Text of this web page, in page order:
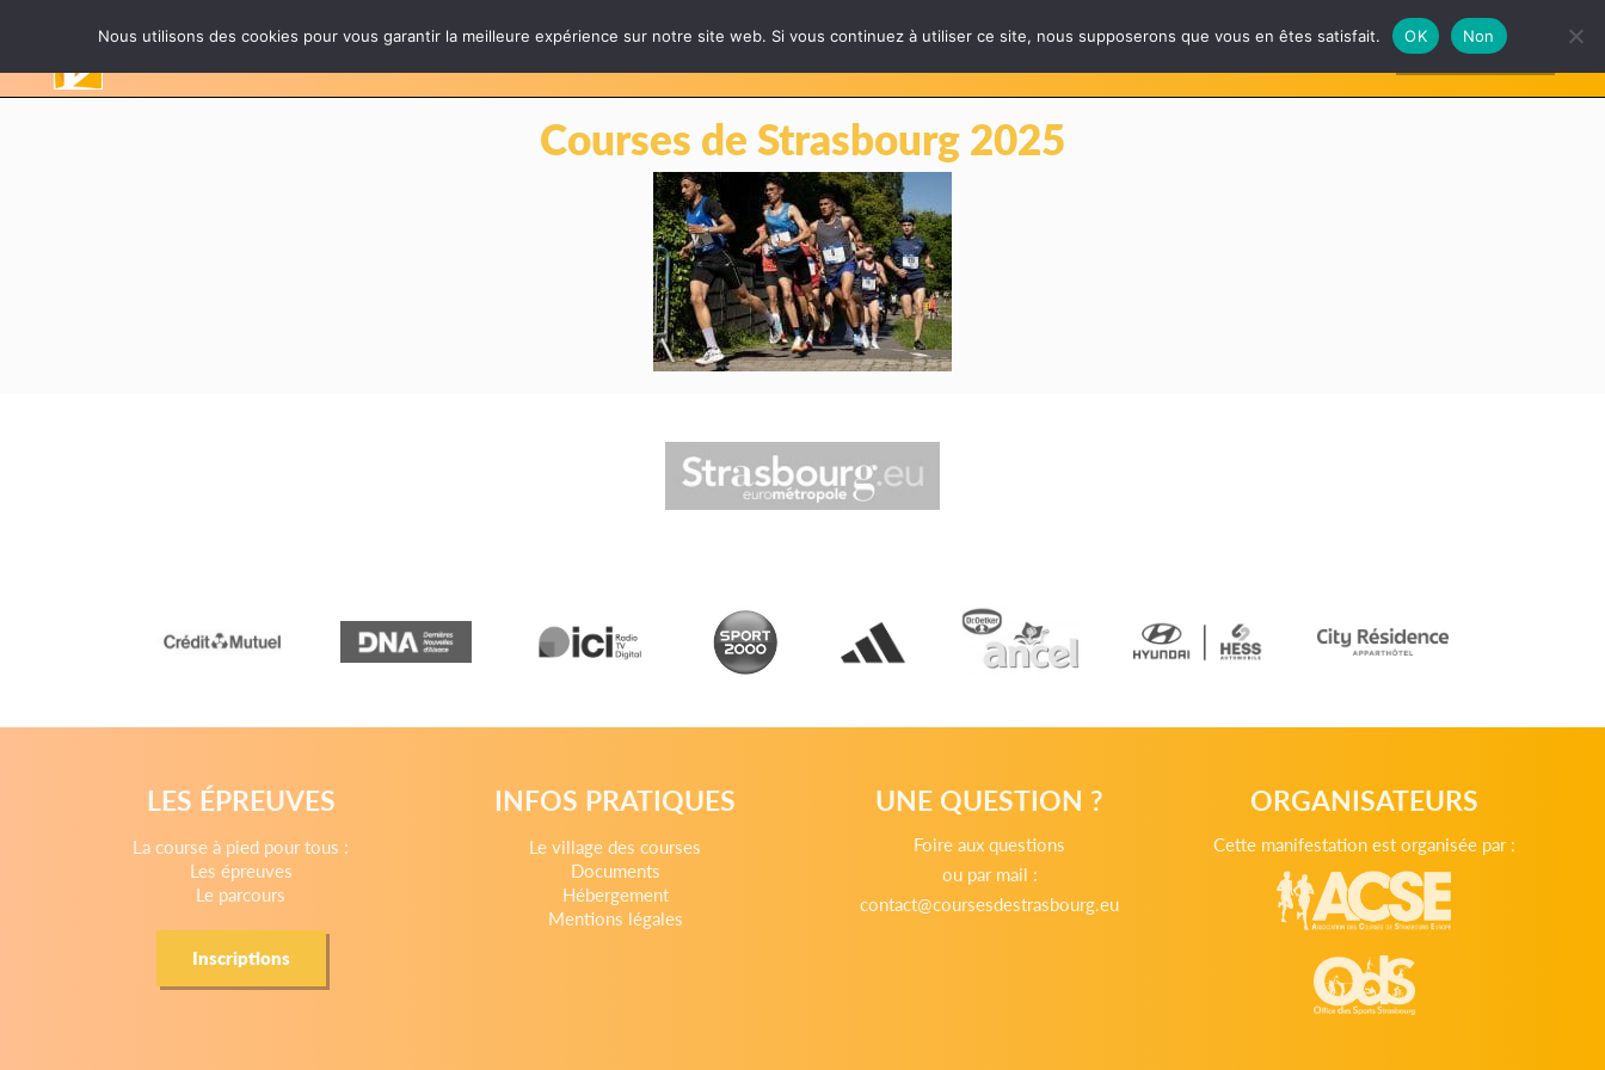
LES ÉPREUVES INFOS PRATIQUES PARTENAIRES GALERIE FAQ S’INSCRIRE
Courses de Strasbourg 2025
LES ÉPREUVES
La course à pied pour tous :
Les épreuves
Le parcours
Inscriptions
INFOS PRATIQUES
Le village des courses
Documents
Hébergement
Mentions légales
UNE QUESTION ?
Foire aux questions
ou par mail :
contact@coursesdestrasbourg.eu
ORGANISATEURS
Cette manifestation est organisée par :
Nous utilisons des cookies pour vous garantir la meilleure expérience sur notre site web. Si vous continuez à utiliser ce site, nous supposerons que vous en êtes satisfait. OK Non